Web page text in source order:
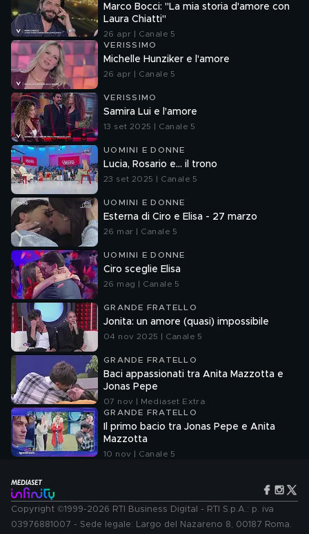
Marco Bocci: "La mia storia d'amore con
Laura Chiatti"
26 apr | Canale 5
VERISSIMO
Michelle Hunziker e l'amore
26 apr | Canale 5
VERISSIMO
Samira Lui e l'amore
13 set 2025 | Canale 5
UOMINI E DONNE
Lucia, Rosario e... il trono
23 set 2025 | Canale 5
UOMINI E DONNE
Esterna di Ciro e Elisa - 27 marzo
26 mar | Canale 5
UOMINI E DONNE
Ciro sceglie Elisa
26 mag | Canale 5
GRANDE FRATELLO
Jonita: un amore (quasi) impossibile
04 nov 2025 | Canale 5
GRANDE FRATELLO
Baci appassionati tra Anita Mazzotta e
Jonas Pepe
07 nov | Mediaset Extra
GRANDE FRATELLO
Il primo bacio tra Jonas Pepe e Anita
Mazzotta
10 nov | Canale 5
Copyright ©1999-2026 RTI Business Digital - RTI S.p.A.: p. iva
03976881007 - Sede legale: Largo del Nazareno 8, 00187 Roma.